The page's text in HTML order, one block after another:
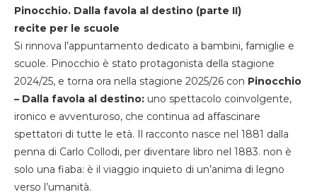
Pinocchio. Dalla favola al destino (parte II)
recite per le scuole
Si rinnova l’appuntamento dedicato a bambini, famiglie e
scuole. Pinocchio è stato protagonista della stagione
2024/25, e torna ora nella stagione 2025/26 con Pinocchio
– Dalla favola al destino: uno spettacolo coinvolgente,
ironico e avventuroso, che continua ad affascinare
spettatori di tutte le età. Il racconto nasce nel 1881 dalla
penna di Carlo Collodi, per diventare libro nel 1883. non è
solo una fiaba: è il viaggio inquieto di un’anima di legno
verso l’umanità.